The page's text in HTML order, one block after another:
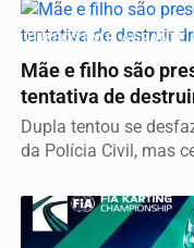
PRESOS EM FLAGRANTE
Mãe e filho são
tentativa de
Dupla tentou se
da Polícia Civil, mas